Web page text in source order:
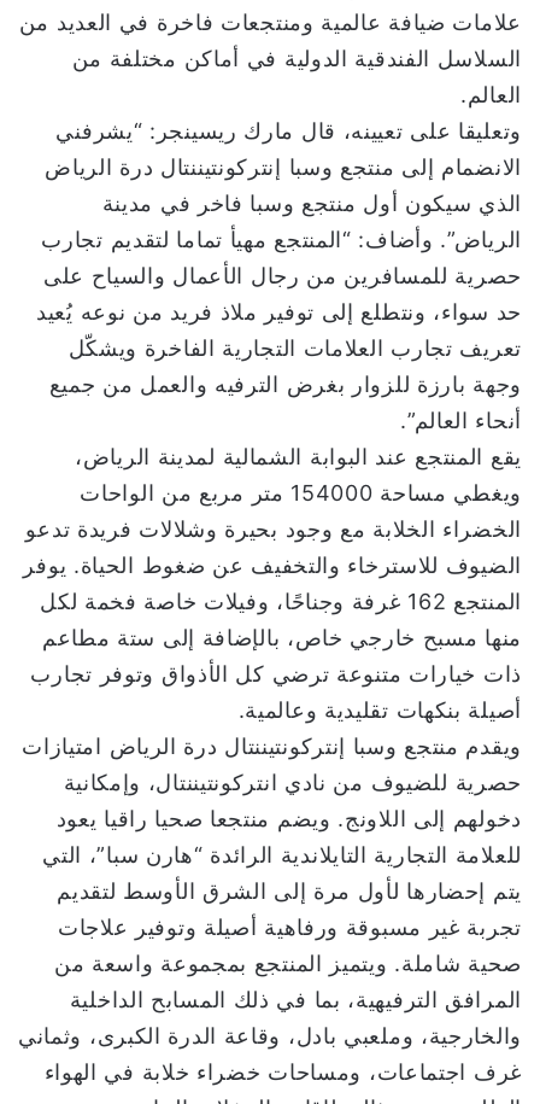
علامات ضيافة عالمية ومنتجعات فاخرة في العديد من
السلاسل الفندقية الدولية في أماكن مختلفة من
العالم.
وتعليقا على تعيينه، قال مارك ريسينجر: “يشرفني
الانضمام إلى منتجع وسبا إنتركونتيننتال درة الرياض
الذي سيكون أول منتجع وسبا فاخر في مدينة
الرياض”. وأضاف: “المنتجع مهيأ تماما لتقديم تجارب
حصرية للمسافرين من رجال الأعمال والسياح على
حد سواء، ونتطلع إلى توفير ملاذ فريد من نوعه يُعيد
تعريف تجارب العلامات التجارية الفاخرة ويشكّل
وجهة بارزة للزوار بغرض الترفيه والعمل من جميع
أنحاء العالم”.
يقع المنتجع عند البوابة الشمالية لمدينة الرياض،
ويغطي مساحة 154000 متر مربع من الواحات
الخضراء الخلابة مع وجود بحيرة وشلالات فريدة تدعو
الضيوف للاسترخاء والتخفيف عن ضغوط الحياة. يوفر
المنتجع 162 غرفة وجناحًا، وفيلات خاصة فخمة لكل
منها مسبح خارجي خاص، بالإضافة إلى ستة مطاعم
ذات خيارات متنوعة ترضي كل الأذواق وتوفر تجارب
أصيلة بنكهات تقليدية وعالمية.
ويقدم منتجع وسبا إنتركونتيننتال درة الرياض امتيازات
حصرية للضيوف من نادي انتركونتيننتال، وإمكانية
دخولهم إلى اللاونج. ويضم منتجعا صحيا راقيا يعود
للعلامة التجارية التايلاندية الرائدة “هارن سبا”، التي
يتم إحضارها لأول مرة إلى الشرق الأوسط لتقديم
تجربة غير مسبوقة ورفاهية أصيلة وتوفير علاجات
صحية شاملة. ويتميز المنتجع بمجموعة واسعة من
المرافق الترفيهية، بما في ذلك المسابح الداخلية
والخارجية، وملعبي بادل، وقاعة الدرة الكبرى، وثماني
غرف اجتماعات، ومساحات خضراء خلابة في الهواء